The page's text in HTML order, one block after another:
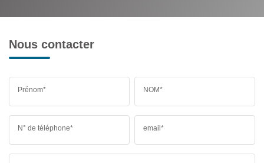
Nous contacter
Prénom* NOM*
N° de téléphone* email*